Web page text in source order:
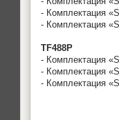
- Комплектация
- Комплектация
TF488P
- Комплектация
- Комплектация
- Комплектация